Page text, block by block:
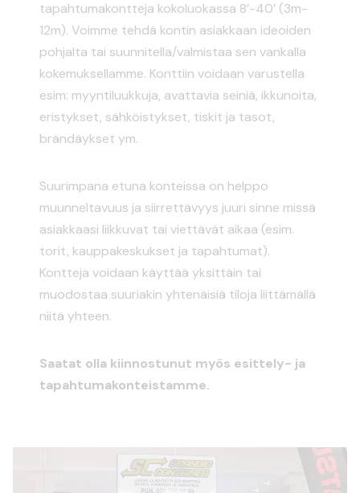
tapahtumakontteja kokoluokassa 8’-40’ (3m-
12m). Voimme tehdä kontin asiakkaan ideoiden
pohjalta tai suunnitella/valmistaa sen vankalla
kokemuksellamme. Konttiin voidaan varustella
esim: myyntiluukkuja, avattavia seiniä, ikkunoita,
eristykset, sähköistykset, tiskit ja tasot,
brändäykset ym.
Suurimpana etuna konteissa on helppo
muunneltavuus ja siirrettävyys juuri sinne missä
asiakkaasi liikkuvat tai viettävät aikaa (esim.
torit, kauppakeskukset ja tapahtumat).
Kontteja voidaan käyttää yksittäin tai
muodostaa suuriakin yhtenäisiä tiloja liittämällä
niitä yhteen.
Saatat olla kiinnostunut myös esittely- ja
tapahtumakonteistamme.